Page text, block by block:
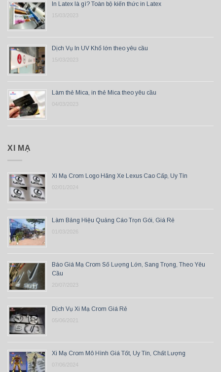
In Latex là gì? Toàn bộ kiến thức in Latex
15/03/2023
Dịch Vụ In UV Khổ lớn theo yêu cầu
15/03/2023
Làm thẻ Mica, in thẻ Mica theo yêu cầu
04/03/2023
XI MẠ
Xi Mạ Crom Logo Hãng Xe Lexus Cao Cấp, Uy Tín
02/01/2024
Làm Bảng Hiệu Quảng Cáo Trọn Gói, Giá Rẻ
01/03/2026
Báo Giá Mạ Crom Số Lượng Lớn, Sang Trọng, Theo Yêu
Cầu
20/07/2023
Dịch Vụ Xi Mạ Crom Giá Rẻ
05/06/2021
Xi Mạ Crom Mô Hình Giá Tốt, Uy Tín, Chất Lượng
07/06/2024